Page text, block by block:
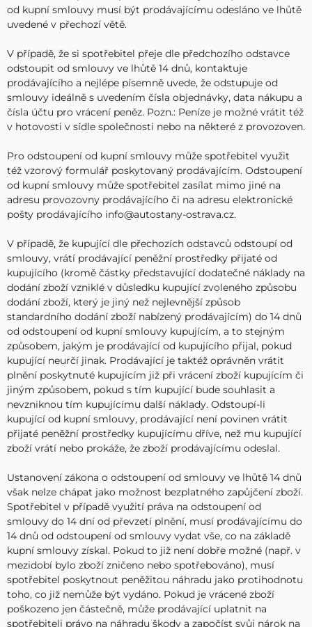
od kupní smlouvy musí být prodávajícímu odesláno ve lhůtě
uvedené v přechozí větě.
V případě, že si spotřebitel přeje dle předchozího odstavce
odstoupit od smlouvy ve lhůtě 14 dnů, kontaktuje
prodávajícího a nejlépe písemně uvede, že odstupuje od
smlouvy ideálně s uvedením čísla objednávky, data nákupu a
čísla účtu pro vrácení peněz. Pozn.: Peníze je možné vrátit též
v hotovosti v sídle společnosti nebo na některé z provozoven.
Pro odstoupení od kupní smlouvy může spotřebitel využit
též vzorový formulář poskytovaný prodávajícím. Odstoupení
od kupní smlouvy může spotřebitel zasílat mimo jiné na
adresu provozovny prodávajícího či na adresu elektronické
pošty prodávajícího info@autostany-ostrava.cz.
V případě, že kupující dle přechozích odstavců odstoupí od
smlouvy, vrátí prodávající peněžní prostředky přijaté od
kupujícího (kromě částky představující dodatečné náklady na
dodání zboží vzniklé v důsledku kupující zvoleného způsobu
dodání zboží, který je jiný než nejlevnější způsob
standardního dodání zboží nabízený prodávajícím) do 14 dnů
od odstoupení od kupní smlouvy kupujícím, a to stejným
způsobem, jakým je prodávající od kupujícího přijal, pokud
kupující neurčí jinak. Prodávající je taktéž oprávněn vrátit
plnění poskytnuté kupujícím již při vrácení zboží kupujícím či
jiným způsobem, pokud s tím kupující bude souhlasit a
nevzniknou tím kupujícímu další náklady. Odstoupí-li
kupující od kupní smlouvy, prodávající není povinen vrátit
přijaté peněžní prostředky kupujícímu dříve, než mu kupující
zboží vrátí nebo prokáže, že zboží prodávajícímu odeslal.
Ustanovení zákona o odstoupení od smlouvy ve lhůtě 14 dnů
však nelze chápat jako možnost bezplatného zapůjčení zboží.
Spotřebitel v případě využití práva na odstoupení od
smlouvy do 14 dní od převzetí plnění, musí prodávajícímu do
14 dnů od odstoupení od smlouvy vydat vše, co na základě
kupní smlouvy získal. Pokud to již není dobře možné (např. v
mezidobí bylo zboží zničeno nebo spotřebováno), musí
spotřebitel poskytnout peněžitou náhradu jako protihodnotu
toho, co již nemůže být vydáno. Pokud je vrácené zboží
poškozeno jen částečně, může prodávající uplatnit na
spotřebiteli právo na náhradu škody a započíst svůj nárok na